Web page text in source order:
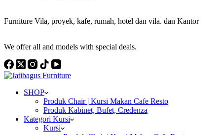
Furniture Vila, proyek, kafe, rumah, hotel dan vila. dan Kantor
We offer all and models with special deals.
SHOP
Produk Chair | Kursi Makan Cafe Resto
Produk Kabinet, Bufet, Credenza
Kategori Kursi
Kursi